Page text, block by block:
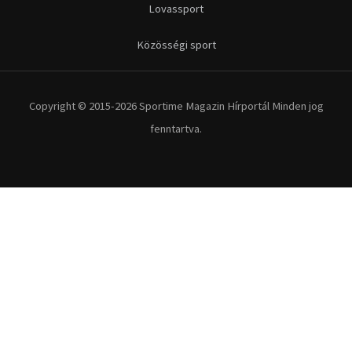
Lovassport
Közösségi sport
Copyright © 2015-2026 Sportime Magazin Hírportál Minden jog
fenntartva.